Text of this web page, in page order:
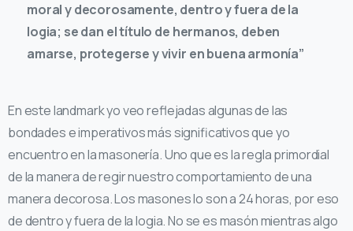
moral y decorosamente, dentro y fuera de la
logia; se dan el título de hermanos, deben
amarse, protegerse y vivir en buena armonía”
En este landmark yo veo reflejadas algunas de las
bondades e imperativos más significativos que yo
encuentro en la masonería. Uno que es la regla primordial
de la manera de regir nuestro comportamiento de una
manera decorosa. Los masones lo son a 24 horas, por eso
de dentro y fuera de la logia. No se es masón mientras algo